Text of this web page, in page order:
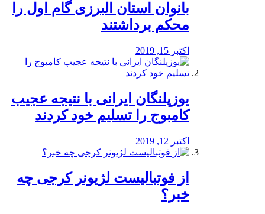
بانوان استان البرزی گام اول را
محكم برداشتند
اکتبر 15, 2019
یوزپلنگان ایرانی با نتیجه عجیب
کامبوج را تسلیم خود کردند
اکتبر 12, 2019
از فوتبالیست لژیونر کرجی چه
خبر؟